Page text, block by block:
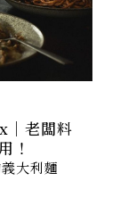
老闆料
！
大利麵